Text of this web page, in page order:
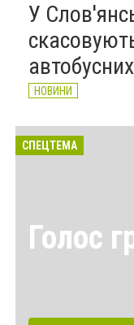
У
НОВИНИ
СПЕЦТЕМА
Голос